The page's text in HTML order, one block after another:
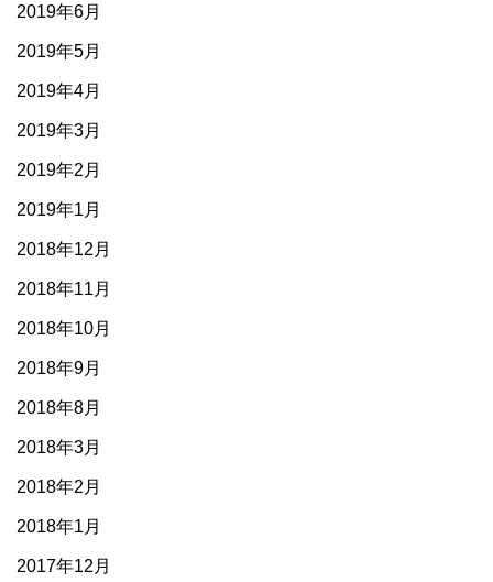
2019年6月
2019年5月
2019年4月
2019年3月
2019年2月
2019年1月
2018年12月
2018年11月
2018年10月
2018年9月
2018年8月
2018年3月
2018年2月
2018年1月
2017年12月